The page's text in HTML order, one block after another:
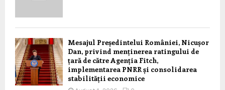
Mesajul Președintelui României, Nicușor
Dan, privind menținerea ratingului de
țară de către Agenția Fitch,
implementarea PNRR și consolidarea
stabilității economice